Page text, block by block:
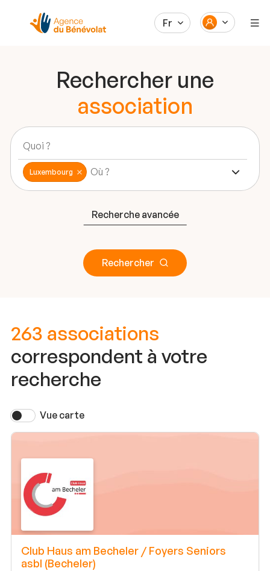
Fr
Rechercher une
association
Luxembourg
Recherche avancée
Rechercher
263 associations
correspondent à votre
recherche
Vue carte
Club Haus am Becheler / Foyers Seniors
asbl (Becheler)